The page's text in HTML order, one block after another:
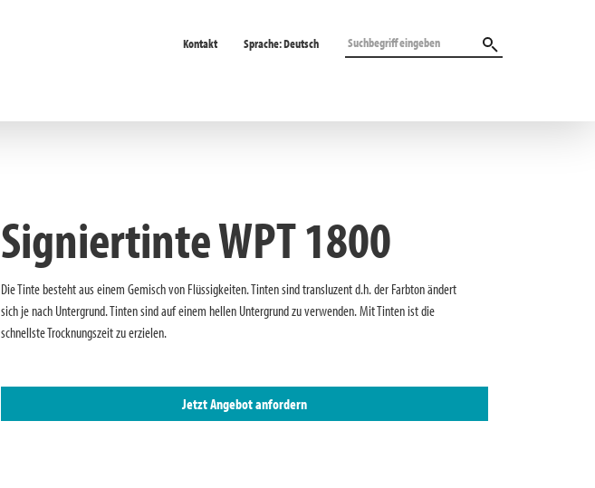
Kontakt Sprache:Deutsch
Signiertinte WPT 1800
Die Tinte besteht aus einem Gemisch von Flüssigkeiten. Tinten sind transluzent d.h. der Farbton ändert
sich je nach Untergrund. Tinten sind auf einem hellen Untergrund zu verwenden. Mit Tinten ist die
schnellste Trocknungszeit zu erzielen.
Jetzt Angebot anfordern